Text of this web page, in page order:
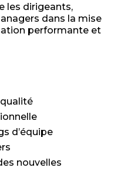
les dirigeants,
dans la mise
performante et
d’équipe
nouvelles